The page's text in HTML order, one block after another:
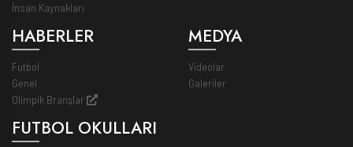
İnsan Kaynakları
HABERLER
Futbol
Genel
Olimpik Branşlar
MEDYA
Videolar
Galeriler
FUTBOL OKULLARI